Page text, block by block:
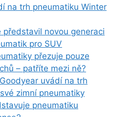
na trh pneumatiku Winter
představil novou generaci
pro SUV
přezuje pouze
– patříte mezi ně?
uvádí na trh
zimní pneumatiky
pneumatiku